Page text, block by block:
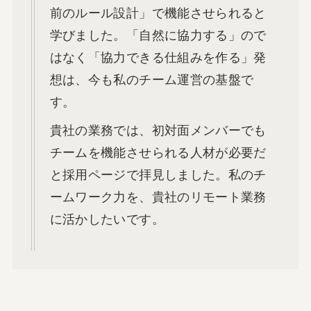
前のルール設計」で機能させられると
学びました。「自然に協力する」ので
はなく「協力できる仕組みを作る」発
想は、今も私のチーム運営の基盤で
す。
貴社の業務では、初対面メンバーでも
チームを機能させられる人材が必要だ
と採用ページで拝見しました。私のチ
ームワーク力を、貴社のリモート業務
に活かしたいです。